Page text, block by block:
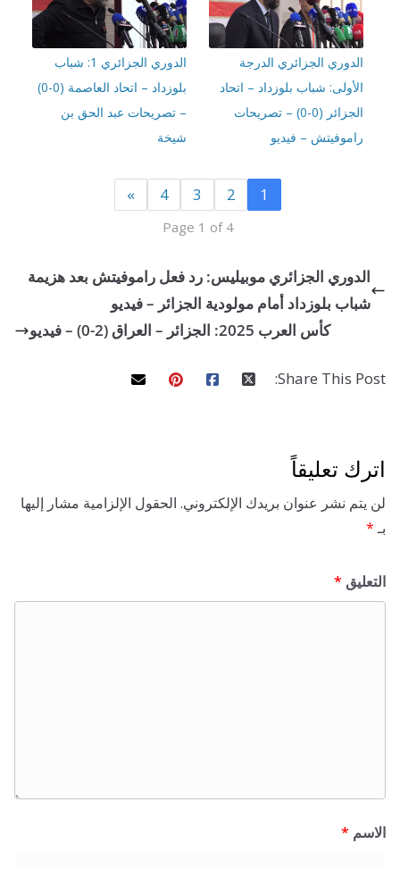
الجزائري الدرجة
شباب بلوزداد – اتحاد
الجزائر (0-0) – تصريحات
– فيديو
الدوري الجزائري 1: شباب
بلوزداد – اتحاد العاصمة (0-0)
– تصريحات عبد الحق بن
Page 1 of 4
الجزائري موبيليس: رد فعل راموفيتش بعد هزيمة
بلوزداد أمام مولودية الجزائر – فيديو
كأس العرب 2025: الجزائر – العراق (2-0) – فيديو
Share This
نشر عنوان بريدك الإلكتروني.الحقول الإلزامية مشار إليها
*